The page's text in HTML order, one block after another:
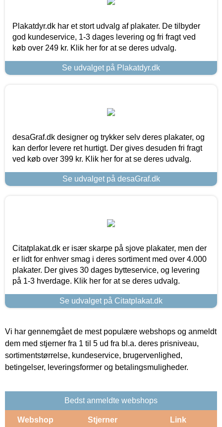
Plakatdyr.dk har et stort udvalg af plakater. De tilbyder
god kundeservice, 1-3 dages levering og fri fragt ved
køb over 249 kr. Klik her for at se deres udvalg.
Se udvalget på Plakatdyr.dk
desaGraf.dk designer og trykker selv deres plakater, og
kan derfor levere ret hurtigt. Der gives desuden fri fragt
ved køb over 399 kr. Klik her for at se deres udvalg.
Se udvalget på desaGraf.dk
Citatplakat.dk er især skarpe på sjove plakater, men der
er lidt for enhver smag i deres sortiment med over 4.000
plakater. Der gives 30 dages bytteservice, og levering
på 1-3 hverdage. Klik her for at se deres udvalg.
Se udvalget på Citatplakat.dk
Vi har gennemgået de mest populære webshops og anmeldt
dem med stjerner fra 1 til 5 ud fra bl.a. deres prisniveau,
sortimentstørrelse, kundeservice, brugervenlighed,
betingelser, leveringsformer og betalingsmuligheder.
Bedst anmeldte webshops
Webshop Stjerner Link